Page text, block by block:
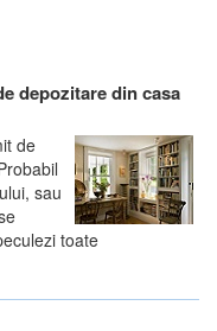
depozitare din casa
de
sau
toate